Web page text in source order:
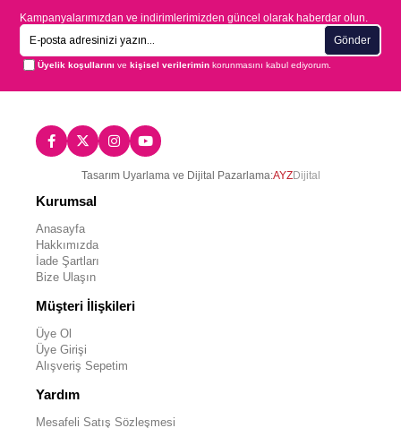
Kampanyalarımızdan ve indirimlerimizden güncel olarak haberdar olun.
Gönder
Üyelik koşullarını vekişisel verilerimin korunmasını kabul ediyorum.
Tasarım Uyarlama ve Dijital Pazarlama:AYZDijital
Kurumsal
Anasayfa
Hakkımızda
İade Şartları
Bize Ulaşın
Müşteri İlişkileri
Üye Ol
Üye Girişi
Alışveriş Sepetim
Yardım
Mesafeli Satış Sözleşmesi